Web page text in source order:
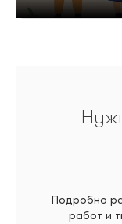
Подробно
работ и